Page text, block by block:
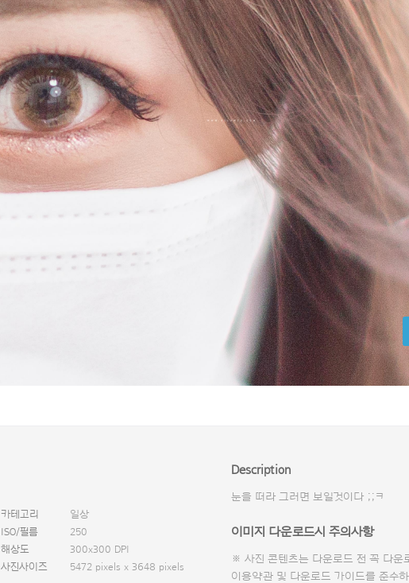
카테고리
일상
ISO/필름
250
해상도
300x300 DPI
사진사이즈 5472 pixels x 3648 pixels
Description
눈을 떠라 그러면 보일것이다 ;;ㅋ
이미지 다운로드시 주의사항
※ 사진 콘텐츠는 다운로드 전 꼭 다운
이용약관 및 다운로드 가이드를 준수